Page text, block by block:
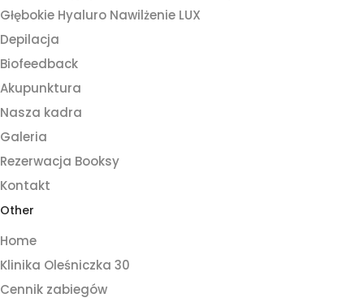
Głębokie Hyaluro Nawilżenie LUX
Depilacja
Biofeedback
Akupunktura
Nasza kadra
Galeria
Rezerwacja Booksy
Kontakt
Other
Home
Klinika Oleśniczka 30
Cennik zabiegów